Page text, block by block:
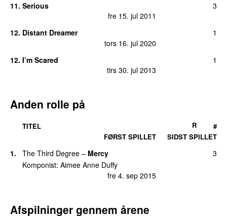
11. Serious
fre 15. jul 2011
3
12. Distant Dreamer
tors 16. jul 2020
1
12. I’m Scared
tirs 30. jul 2013
1
Anden rolle på
TITEL
FØRST SPILLET
SIDST SPILLET
R #
1. The Third Degree – Mercy
fre 4. sep 2015
3
Komponist: Aimee Anne Duffy
Afspilninger gennem årene